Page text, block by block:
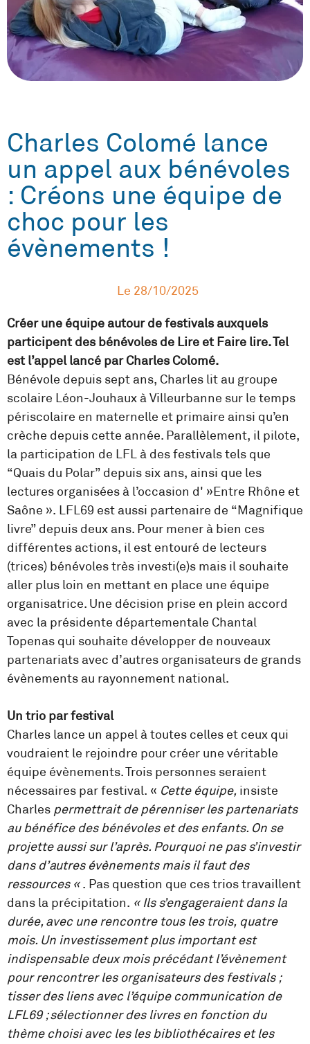
Charles Colomé lance
un appel aux bénévoles
: Créons une équipe de
choc pour les
évènements !
Le 28/10/2025
Créer une équipe autour de festivals auxquels
participent des bénévoles de Lire et Faire lire. Tel
est l’appel lancé par Charles Colomé.
Bénévole depuis sept ans, Charles lit au groupe
scolaire Léon-Jouhaux à Villeurbanne sur le temps
périscolaire en maternelle et primaire ainsi qu’en
crèche depuis cette année. Parallèlement, il pilote,
la participation de LFL à des festivals tels que
“Quais du Polar” depuis six ans, ainsi que les
lectures organisées à l’occasion d' »Entre Rhône et
Saône ». LFL69 est aussi partenaire de “Magnifique
livre” depuis deux ans. Pour mener à bien ces
différentes actions, il est entouré de lecteurs
(trices) bénévoles très investi(e)s mais il souhaite
aller plus loin en mettant en place une équipe
organisatrice. Une décision prise en plein accord
avec la présidente départementale Chantal
Topenas qui souhaite développer de nouveaux
partenariats avec d’autres organisateurs de grands
évènements au rayonnement national.
Un trio par festival
Charles lance un appel à toutes celles et ceux qui
voudraient le rejoindre pour créer une véritable
équipe évènements. Trois personnes seraient
nécessaires par festival. « Cette équipe, insiste
Charles permettrait de pérenniser les partenariats
au bénéfice des bénévoles et des enfants. On se
projette aussi sur l’après. Pourquoi ne pas s’investir
dans d’autres évènements mais il faut des
ressources «. Pas question que ces trios travaillent
dans la précipitation. « Ils s’engageraient dans la
durée, avec une rencontre tous les trois, quatre
mois. Un investissement plus important est
indispensable deux mois précédant l’évènement
pour rencontrer les organisateurs des festivals ;
tisser des liens avec l’équipe communication de
LFL69 ; sélectionner des livres en fonction du
thème choisi avec les les bibliothécaires et les